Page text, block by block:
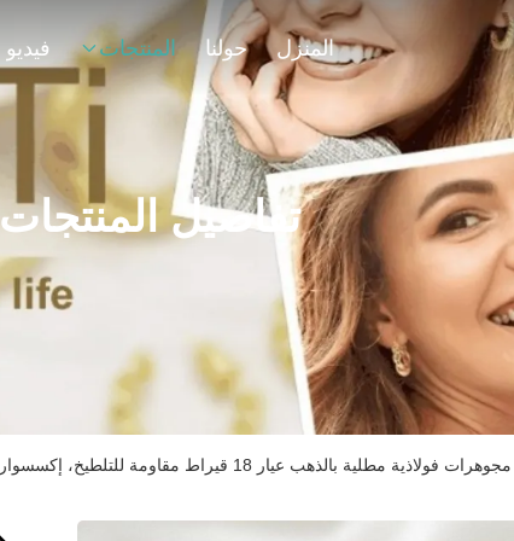
المنزل حولنا المنتجات فيديو
تفاصيل المنتجات
مجوهرات فولاذية مطلية بالذهب عيار 18 قيراط مقاومة للتلطيخ، إكسسوارات أنيقة تدوم طويلاً، عالية المتانة، مناسبة للارتداء اليومي